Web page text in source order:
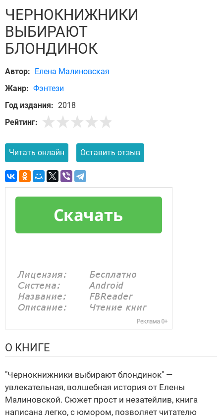
ЧЕРНОКНИЖНИКИ
ВЫБИРАЮТ
БЛОНДИНОК
Автор: Елена Малиновская
Жанр: Фэнтези
Год издания: 2018
Рейтинг:
Читать онлайн Оставить отзыв
О КНИГЕ
"Чернокнижники выбирают блондинок" —
увлекательная, волшебная история от Елены
Малиновской. Сюжет прост и незатейлив, книга
написана легко, с юмором, позволяет читателю